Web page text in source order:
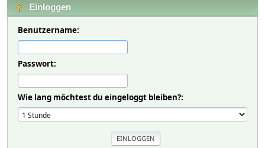
Einloggen
Benutzername:
Passwort:
Wie lang möchtest du eingeloggt bleiben?: